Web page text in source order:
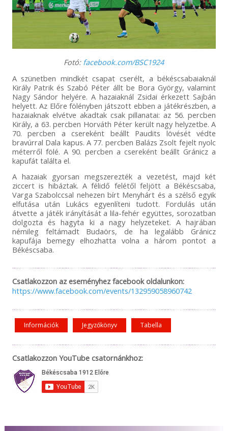
Fotó: facebook.com/BSC1924
A szünetben mindkét csapat cserélt, a békéscsabaiaknál
Király Patrik és Szabó Péter állt be Bora György, valamint
Nagy Sándor helyére. A hazaiaknál Zsidai érkezett Sajbán
helyett. Az Előre fölényben játszott ebben a játékrészben, a
hazaiaknak elvétve akadtak csak pillanatai: az 56. percben
Király, a 63. percben Horváth Péter került nagy helyzetbe. A
70. percben a csereként beállt Paudits lövését védte
bravúrral Dala kapus. A 77. percben Balázs Zsolt fejelt nyolc
méterről fölé. A 90. percben a csereként beállt Gránicz a
kapufát találta el.
A hazaiak gyorsan megszerezték a vezetést, majd két
ziccert is hibáztak. A félidő felétől feljött a Békéscsaba,
Varga Szabolccsal nehezen bírt Menyhárt és a szélső egyik
elfutása után Lukács egyenlíteni tudott. Fordulás után
átvette a játék irányítását a lila-fehér együttes, sorozatban
dolgozta és hagyta ki a nagy helyzeteket. A hajrában
némileg feltámadt Budaörs, de ha legalább Gránicz
kapufája bemegy elhozhatta volna a három pontot a
Békéscsaba.
Csatlakozzon az eseményhez facebook oldalunkon:
https://www.facebook.com/events/132959058960742
Információk Jegyzőkönyv Tabella
Csatlakozzon YouTube csatornánkhoz: